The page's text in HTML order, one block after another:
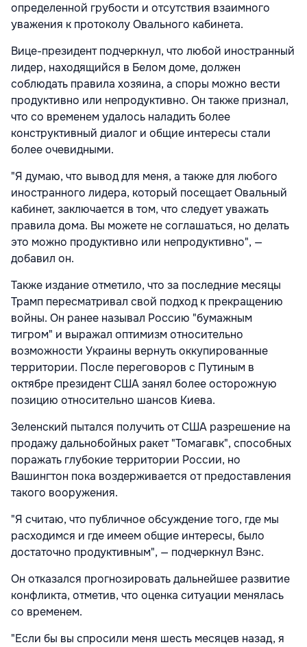
определенной грубости и отсутствия взаимного
уважения к протоколу Овального кабинета.
Вице-президент подчеркнул, что любой иностранный
лидер, находящийся в Белом доме, должен
соблюдать правила хозяина, а споры можно вести
продуктивно или непродуктивно. Он также признал,
что со временем удалось наладить более
конструктивный диалог и общие интересы стали
более очевидными.
"Я думаю, что вывод для меня, а также для любого
иностранного лидера, который посещает Овальный
кабинет, заключается в том, что следует уважать
правила дома. Вы можете не соглашаться, но делать
это можно продуктивно или непродуктивно", —
добавил он.
Также издание отметило, что за последние месяцы
Трамп пересматривал свой подход к прекращению
войны. Он ранее называл Россию "бумажным
тигром" и выражал оптимизм относительно
возможности Украины вернуть оккупированные
территории. После переговоров с Путиным в
октябре президент США занял более осторожную
позицию относительно шансов Киева.
Зеленский пытался получить от США разрешение на
продажу дальнобойных ракет "Томагавк", способных
поражать глубокие территории России, но
Вашингтон пока воздерживается от предоставления
такого вооружения.
"Я считаю, что публичное обсуждение того, где мы
расходимся и где имеем общие интересы, было
достаточно продуктивным", — подчеркнул Вэнс.
Он отказался прогнозировать дальнейшее развитие
конфликта, отметив, что оценка ситуации менялась
со временем.
"Если бы вы спросили меня шесть месяцев назад, я